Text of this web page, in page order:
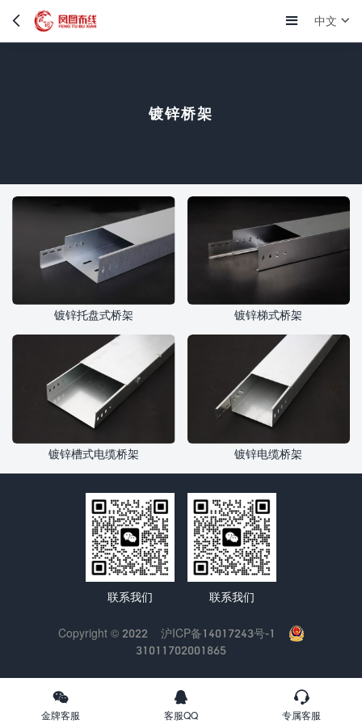
中文
镀锌桥架
镀锌托盘式桥架 镀锌梯式桥架
镀锌槽式电缆桥架 镀锌电缆桥架
金牌客服 客服QQ 专属客服
联系我们 联系我们
Copyright © 2022
沪ICP备14017243号-1
31011702001865